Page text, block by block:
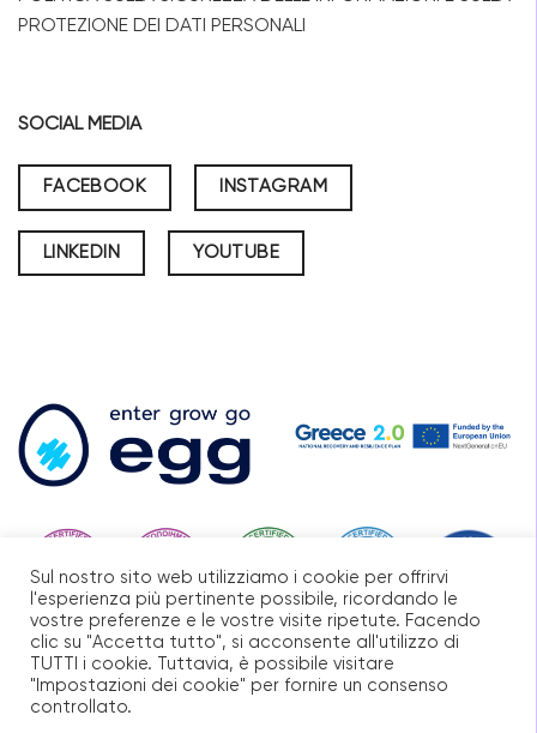
PROTEZIONE DEI DATI PERSONALI
SOCIAL MEDIA
FACEBOOK INSTAGRAM
LINKEDIN YOUTUBE
Sul nostro sito web utilizziamo i cookie per offrirvi
l'esperienza più pertinente possibile, ricordando le
vostre preferenze e le vostre visite ripetute. Facendo
clic su "Accetta tutto", si acconsente all'utilizzo di
TUTTI i cookie. Tuttavia, è possibile visitare
"Impostazioni dei cookie" per fornire un consenso
controllato.